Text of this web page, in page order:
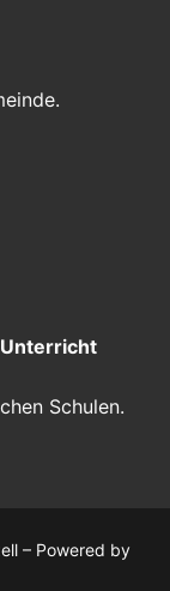
Schulen.
– Powered by